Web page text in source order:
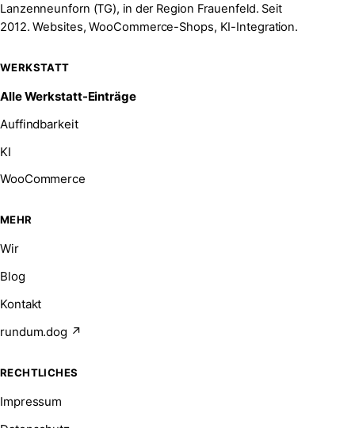
Lanzenneunforn (TG), in der Region Frauenfeld. Seit
2012. Websites, WooCommerce-Shops, KI-Integration.
WERKSTATT
Alle Werkstatt-Einträge
Auffindbarkeit
KI
WooCommerce
MEHR
Wir
Blog
Kontakt
rundum.dog ↗
RECHTLICHES
Impressum